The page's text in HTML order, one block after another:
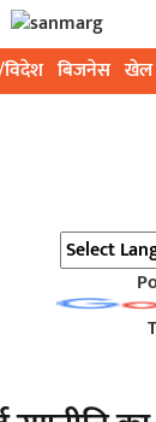
बिजनेस खेल